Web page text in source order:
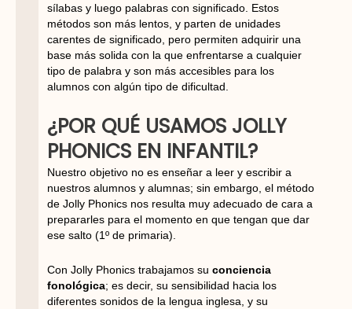
sílabas y luego palabras con significado. Estos
métodos son más lentos, y parten de unidades
carentes de significado, pero permiten adquirir una
base más solida con la que enfrentarse a cualquier
tipo de palabra y son más accesibles para los
alumnos con algún tipo de dificultad.
¿POR QUÉ USAMOS JOLLY
PHONICS EN INFANTIL?
Nuestro objetivo no es enseñar a leer y escribir a
nuestros alumnos y alumnas; sin embargo, el método
de Jolly Phonics nos resulta muy adecuado de cara a
prepararles para el momento en que tengan que dar
ese salto (1º de primaria).
Con Jolly Phonics trabajamos su conciencia
fonológica; es decir, su sensibilidad hacia los
diferentes sonidos de la lengua inglesa, y su